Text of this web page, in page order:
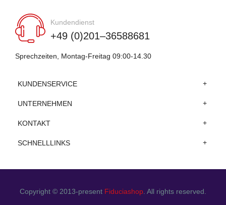
Kundendienst
+49 (0)201–36588681
Sprechzeiten, Montag-Freitag 09:00-14.30
KUNDENSERVICE
UNTERNEHMEN
KONTAKT
SCHNELLLINKS
Copyright © 2013-present Fiduciashop . All rights reserved.